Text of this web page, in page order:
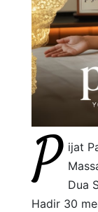
P ijat
Dua
Hadir 30